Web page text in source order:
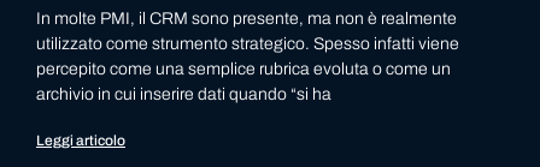
In molte PMI, il CRM sono presente, ma non è realmente
utilizzato come strumento strategico. Spesso infatti viene
percepito come una semplice rubrica evoluta o come un
archivio in cui inserire dati quando “si ha
Leggi articolo